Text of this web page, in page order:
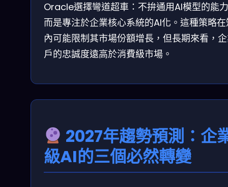
Oracle選擇彎道超車：不拚通用AI模型的能
而是專注於企業核心系統的AI化。這種策略
內可能限制其市場份額增長，但長期來看，
戶的忠誠度遠高於消費級市場。
2027年趨勢預測：企
級AI的三個必然轉變